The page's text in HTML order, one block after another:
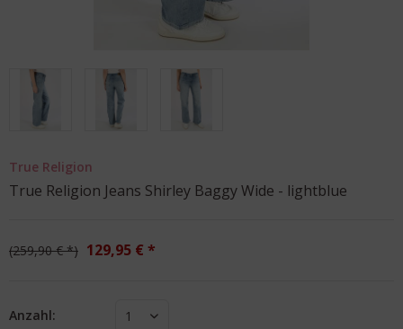
True Religion
True Religion Jeans Shirley Baggy Wide - lightblue
259,90 € * 129,95 € *
Anzahl: 1